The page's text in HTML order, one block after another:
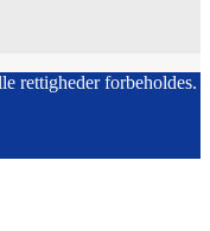
rettigheder forbeholdes.